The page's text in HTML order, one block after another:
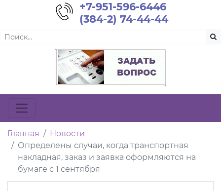
+7-951-596-6446
(384-2) 74-44-44
Главная
Новости
Определены случаи, когда транспортная
накладная, заказ и заявка оформляются на
бумаге с 1 сентября